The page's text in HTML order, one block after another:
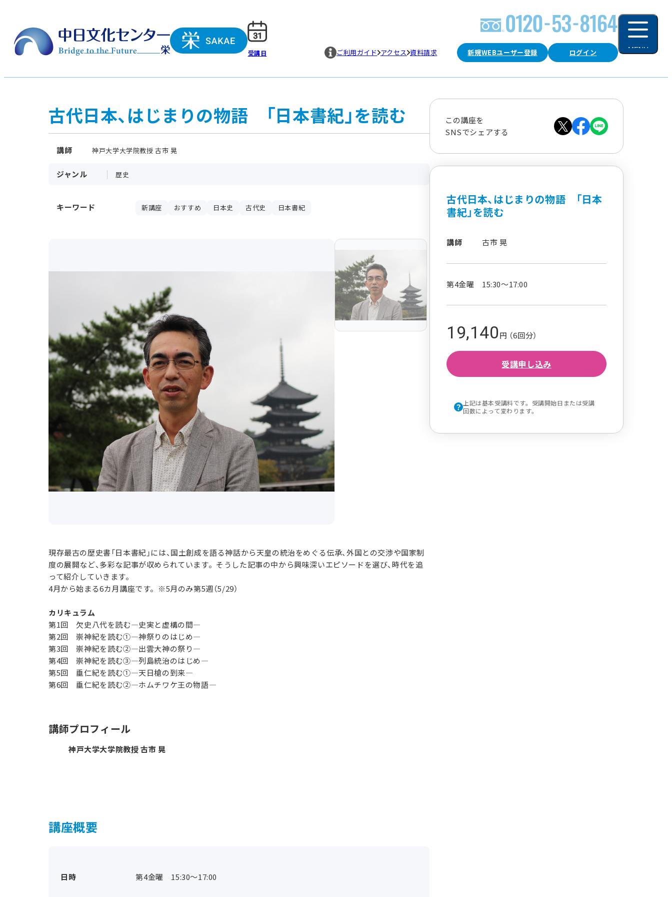
受講日 新規WEBユーザー登録 ログイン
ご利用ガイド アクセス 資料請求 MENU
古代日本、はじまりの物語 「日本書紀」を読む
講師 神戸大学大学院教授 古市 晃
ジャンル 歴史
キーワード 新講座 おすすめ 日本史 古代史 日本書紀
現存最古の歴史書「日本書紀」には、国土創成を語る神話から天皇の統治をめぐる伝承、外国との交渉や国家制
度の展開など、多彩な記事が収められています。そうした記事の中から興味深いエピソードを選び、時代を追
って紹介していきます。
4月から始まる6カ月講座です。※5月のみ第5週（5/29）
カリキュラム
第1回 欠史八代を読む―史実と虚構の間―
第2回 崇神紀を読む①―神祭りのはじめ―
第3回 崇神紀を読む②―出雲大神の祭り―
第4回 崇神紀を読む③―列島統治のはじめ―
第5回 垂仁紀を読む①―天日槍の到来―
第6回 垂仁紀を読む②―ホムチワケ王の物語―
講師プロフィール
神戸大学大学院教授 古市 晃
講座概要
日時 第4金曜 15:30～17:00
この講座を
SNSでシェアする
古代日本、はじまりの物語 「日本
書紀」を読む
講師 古市 晃
第4金曜 15:30～17:00
19,140円 （6回分）
受講申し込み
上記は基本受講料です。受講開始日または受講
回数によって変わります。